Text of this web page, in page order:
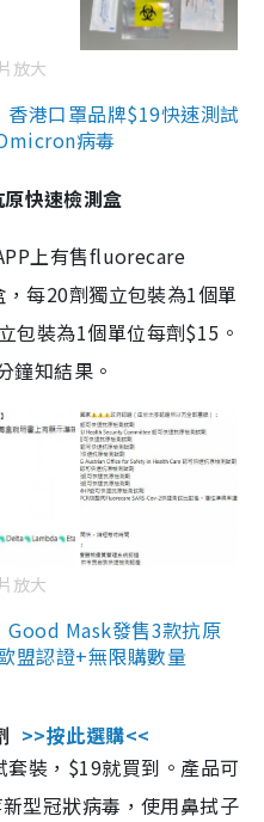
放大
港口罩品牌$19快速測試
病毒
快速檢測盒
上有售fluorecare
每20劑獨立包裝為1個單
包裝為1個單位每劑$15。
鐘知結果。
放大
Good Mask發售3款抗原
盟認證+無限購數量
>>按此選購<<
裝，$19就買到。產品可
型冠狀病毒，使用鼻拭子